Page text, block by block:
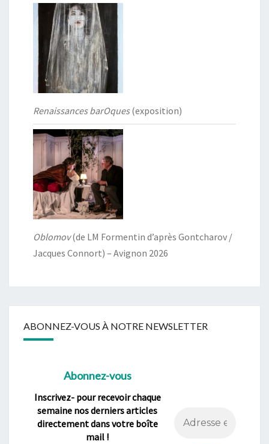
Renaissances barOques(exposition)
Oblomov(de LM Formentin d’après Gontcharov /
Jacques Connort) – Avignon 2026
ABONNEZ-VOUS À NOTRE NEWSLETTER
Abonnez-vous
Inscrivez- pour recevoir chaque
semaine nos derniers articles
directement dans votre boîte
mail !